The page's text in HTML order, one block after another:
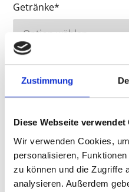
Zustimmung
Diese Webseite verwendet
Wir verwenden Cookies,
personalisieren,
zu können und die Zugriffe
analysieren. Außerdem
Getränke*
kaltes Büffet
kalt/warmes Büffet